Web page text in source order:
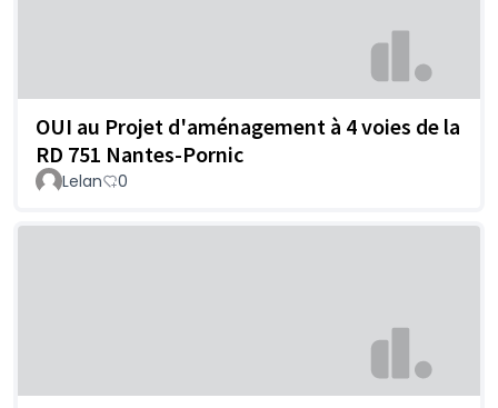
OUI au Projet d'aménagement à 4 voies de la
RD 751 Nantes-Pornic
Lelan 0